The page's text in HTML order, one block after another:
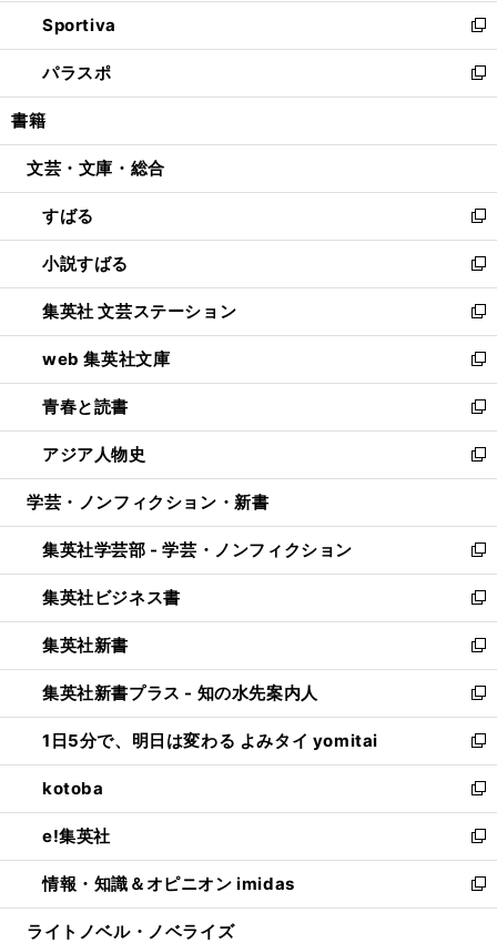
く
ド
ウ
で
開
ウ
ィ
ン
ド
ウ
開
し
い
ウ
ィ
ン
ウ
開
く
Sportiva
新
し
い
ウ
ン
ウ
で
開
く
パラスポ
新
し
ウ
ン
ド
ウ
で
開
く
書籍
文芸・文庫・総合
すばる
新
し
い
ウ
ィ
ン
ド
ウ
で
開
く
小説すばる
新
し
い
ウ
ィ
ン
ド
ウ
で
開
集英社 文芸ステーション
新
し
い
ウ
ィ
ン
ド
ウ
開
く
web 集英社文庫
新
し
い
ウ
ィ
ン
ウ
で
開
く
青春と読書
新
し
い
ウ
ン
ド
ウ
で
開
く
アジア人物史
新
し
ウ
ィ
ン
ド
ウ
で
開
く
学芸・ノンフィクション・新書
集英社学芸部 - 学芸・ノンフィクション
新
し
い
ウ
ィ
ン
ド
ウ
で
開
く
集英社ビジネス書
新
し
い
ウ
ィ
ン
ド
ウ
で
開
く
集英社新書
新
し
い
ウ
ィ
ン
ド
ウ
で
開
く
集英社新書プラス - 知の水先案内人
新
し
い
ウ
ィ
ン
ド
ウ
で
開
1日5分で、明日は変わる よみタイ yomitai
新
し
い
ウ
ィ
ン
ド
ウ
kotoba
新
し
い
ウ
ィ
ン
e!集英社
新
し
い
ウ
情報・知識＆オピニオン imidas
新
し
ライトノベル・ノベライズ